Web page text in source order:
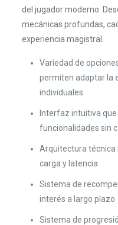
del jugador moderno.
mecánicas profundas,
experiencia magistral.
Variedad de
permiten adaptar la
individuales
Interfaz intuitiva
funcionalidades sin
Arquitectura técnica
carga y latencia
Sistema de
interés a largo plazo
Sistema de